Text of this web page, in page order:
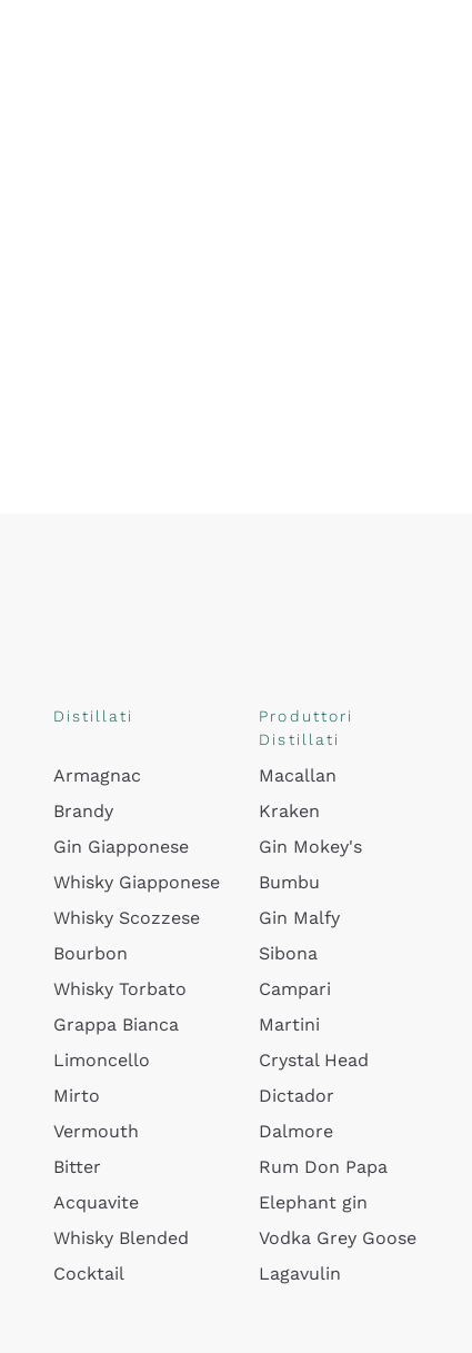
Distillati
Armagnac
Brandy
Gin Giapponese
Whisky Giapponese
Whisky Scozzese
Bourbon
Whisky Torbato
Grappa Bianca
Limoncello
Mirto
Vermouth
Bitter
Acquavite
Whisky Blended
Cocktail
Produttori
Distillati
Macallan
Kraken
Gin Mokey's
Bumbu
Gin Malfy
Sibona
Campari
Martini
Crystal Head
Dictador
Dalmore
Rum Don Papa
Elephant gin
Vodka Grey Goose
Lagavulin